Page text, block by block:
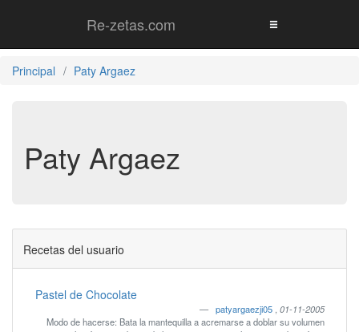
Re-zetas.com
Principal Paty Argaez
Paty Argaez
Recetas del usuario
Pastel de Chocolate
patyargaezji05 01-11-2005
Modo de hacerse: Bata la mantequilla a acremarse a doblar su volumen